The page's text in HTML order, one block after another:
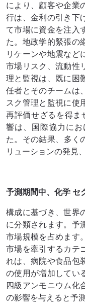
により、顧客や企業
行は、金利の引き下
て市場に資金を注入
た。地政学的緊張の
リケーンや地震など
市場リスク、流動性
理と監視は、既に困
任者とそのチームは
スク管理と監視に使
再評価せざるを得ま
響は、国際協力に
た。その結果、多く
リューションの発見
予測期間中、化学 セ
構成に基づき、世界
に分類されます。予
市場規模を占めます
市場を牽引するカテ
れは、病院や食品包
の使用が増加してい
四級アンモニウム化
の影響を与えると予